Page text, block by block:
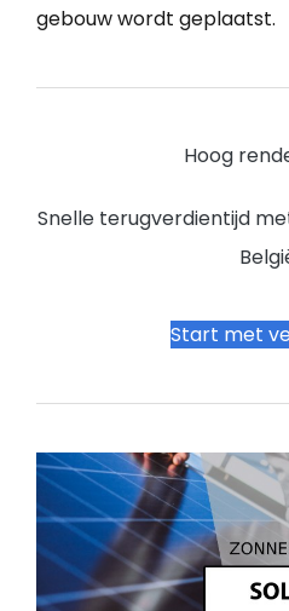
gebouw wordt geplaatst.
Hoog
Snelle terugverdientijd
Start met